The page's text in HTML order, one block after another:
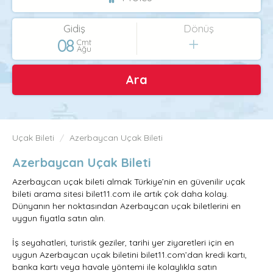
Gidiş
08 Cmt
Ağu
Dönüş
Ara
Uçak Bileti Azerbaycan Uçak Bileti
Azerbaycan Uçak Bileti
Azerbaycan uçak bileti almak Türkiye’nin en güvenilir uçak
bileti arama sitesi bilet11.com ile artık çok daha kolay.
Dünyanın her noktasından Azerbaycan uçak biletlerini en
uygun fiyatla satın alın.
İş seyahatleri, turistik geziler, tarihi yer ziyaretleri için en
uygun Azerbaycan uçak biletini bilet11.com’dan kredi kartı,
banka kartı veya havale yöntemi ile kolaylıkla satın